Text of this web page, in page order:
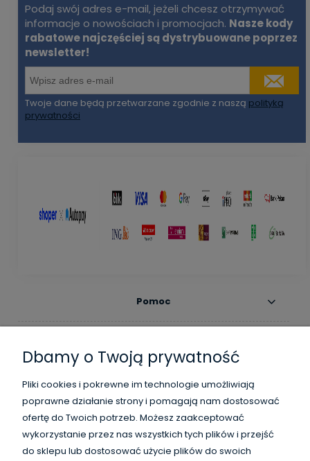
Podaj swój adres e-mail, jeżeli chcesz otrzymywać
informacje o nowościach i promocjach. Nasze kody
rabatowe najczęściej są dystrybuowane poprzez
newsletter!
Twoje dane będą przetwarzane zgodnie z naszą polityką
prywatności
Pomoc
Informacje
O nas
Dbamy o Twoją prywatność
Pliki cookies i pokrewne im technologie umożliwiają
poprawne działanie strony i pomagają nam dostosować
ofertę do Twoich potrzeb. Możesz zaakceptować
wykorzystanie przez nas wszystkich tych plików i przejść
do sklepu lub dostosować użycie plików do swoich